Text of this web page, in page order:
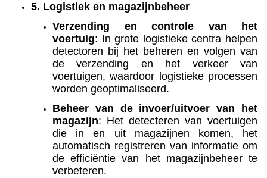
5. Logistiek en magazijnbeheer
Verzending en controle van het
voertuig: In grote logistieke centra helpen
detectoren bij het beheren en volgen van
de verzending en het verkeer van
voertuigen, waardoor logistieke processen
worden geoptimaliseerd.
Beheer van de invoer/uitvoer van het
magazijn: Het detecteren van voertuigen
die in en uit magazijnen komen, het
automatisch registreren van informatie om
de efficiëntie van het magazijnbeheer te
verbeteren.